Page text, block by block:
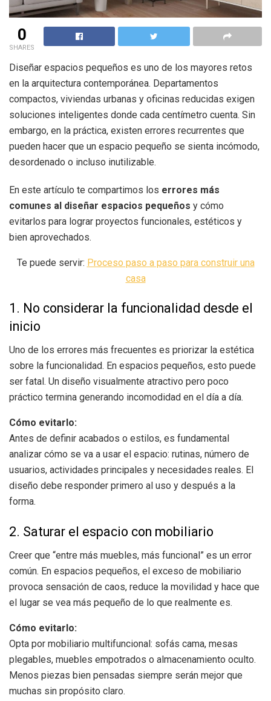
0
SHARES
Diseñar espacios pequeños es uno de los mayores retos
en la arquitectura contemporánea. Departamentos
compactos, viviendas urbanas y oficinas reducidas exigen
soluciones inteligentes donde cada centímetro cuenta. Sin
embargo, en la práctica, existen errores recurrentes que
pueden hacer que un espacio pequeño se sienta incómodo,
desordenado o incluso inutilizable.
En este artículo te compartimos los errores más
comunes al diseñar espacios pequeños y cómo
evitarlos para lograr proyectos funcionales, estéticos y
bien aprovechados.
Te puede servir: Proceso paso a paso para construir una
casa
1. No considerar la funcionalidad desde el
inicio
Uno de los errores más frecuentes es priorizar la estética
sobre la funcionalidad. En espacios pequeños, esto puede
ser fatal. Un diseño visualmente atractivo pero poco
práctico termina generando incomodidad en el día a día.
Cómo evitarlo:
Antes de definir acabados o estilos, es fundamental
analizar cómo se va a usar el espacio: rutinas, número de
usuarios, actividades principales y necesidades reales. El
diseño debe responder primero al uso y después a la
forma.
2. Saturar el espacio con mobiliario
Creer que “entre más muebles, más funcional” es un error
común. En espacios pequeños, el exceso de mobiliario
provoca sensación de caos, reduce la movilidad y hace que
el lugar se vea más pequeño de lo que realmente es.
Cómo evitarlo:
Opta por mobiliario multifuncional: sofás cama, mesas
plegables, muebles empotrados o almacenamiento oculto.
Menos piezas bien pensadas siempre serán mejor que
muchas sin propósito claro.